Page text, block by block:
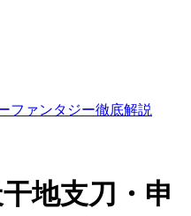
ファンタジー徹底解説
地支刀・申